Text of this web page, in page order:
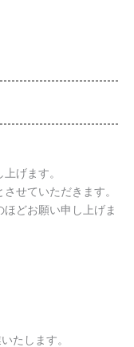
げます。
せていただきます。
どお願い申し上げま
たします。